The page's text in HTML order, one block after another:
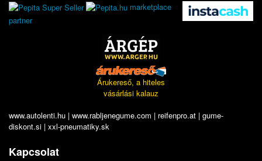
marketplace
partner
Árukereső, a hiteles
vásárlási kalauz
www.autolenti.hu | www.rabljenegume.com | reifenpro.at | gume-
diskont.si | xxl-pneumatiky.sk
Kapcsolat